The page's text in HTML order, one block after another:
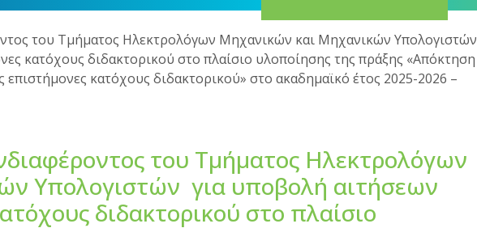
του Τμήματος Ηλεκτρολόγων Μηχανικών και Μηχανικών Υπολογιστών
κατόχους διδακτορικού στο πλαίσιο υλοποίησης της πράξης «Απόκτηση
επιστήμονες κατόχους διδακτορικού» στο ακαδημαϊκό έτος 2025-2026 –
του Τμήματος Ηλεκτρολόγων
Υπολογιστών για υποβολή αιτήσεων
διδακτορικού στο πλαίσιο